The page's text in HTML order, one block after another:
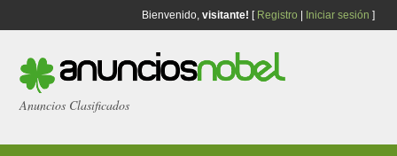
Bienvenido, visitante! [ Registro Iniciar sesión ]
Anuncios Clasificados